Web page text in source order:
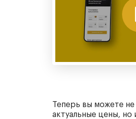
Теперь вы можете не
актуальные цены, но